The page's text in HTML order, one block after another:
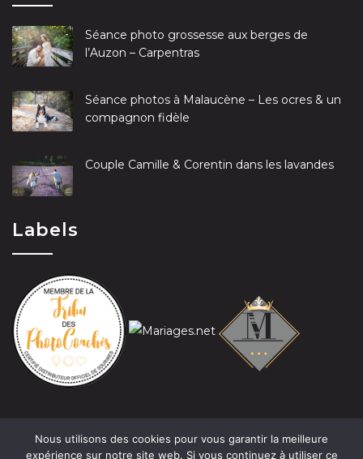
Séance photo grossesse aux berges de
l’Auzon – Carpentras
Séance photos à Malaucène – Les ocres & un
compagnon fidèle
Couple Camille & Corentin dans les lavandes
Labels
Nous utilisons des cookies pour vous garantir la meilleure
expérience sur notre site web. Si vous continuez à utiliser ce